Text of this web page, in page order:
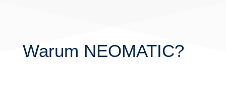
Warum NEOMATIC?